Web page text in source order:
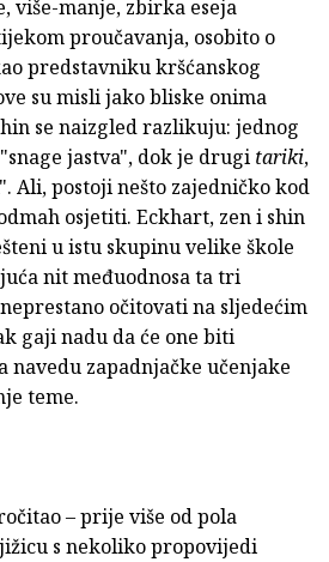
više-manje, zbirka eseja
proučavanja, osobito o
predstavniku kršćanskog
su misli jako bliske onima
se naizgled razlikuju: jednog
jastva", dok je drugi tariki,
Ali, postoji nešto zajedničko kod
osjetiti. Eckhart, zen i shin
u istu skupinu velike škole
nit međuodnosa ta tri
očitovati na sljedećim
gaji nadu da će one biti
navedu zapadnjačke učenjake
teme.
– prije više od pola
s nekoliko propovijedi